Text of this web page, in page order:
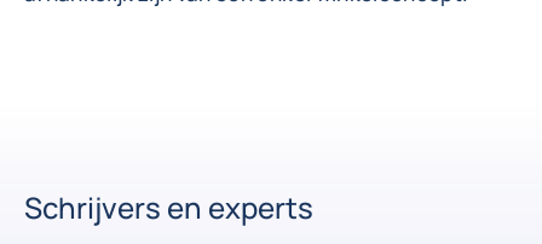
Schrijvers en experts